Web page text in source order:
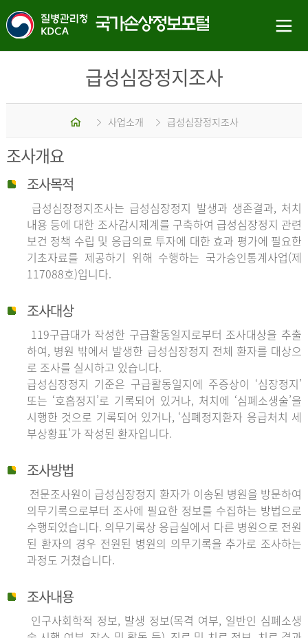
급성심장정지조사
홈 사업소개 급성심장정지조사
조사개요
조사목적
급성심장정지조사는 급성심장정지 발생과 생존결과, 처치
내용 등에 대한 조사감시체계를 구축하여 급성심장정지 관련
보건 정책 수립 및 응급의료 투자에 대한 효과 평가에 필요한
기초자료를 제공하기 위해 수행하는 국가승인통계사업(제
117088호)입니다.
조사대상
119구급대가 작성한 구급활동일지로부터 조사대상을 추출
하여, 병원 밖에서 발생한 급성심장정지 전체 환자를 대상으
로 조사를 실시하고 있습니다.
급성심장정지 기준은 구급활동일지에 주증상이 ‘심장정지’
또는 ‘호흡정지’로 기록되어 있거나, 처치에 ‘심폐소생술’을
시행한 것으로 기록되어 있거나, ‘심폐정지환자 응급처치 세
부상황표’가 작성된 환자입니다.
조사방법
전문조사원이 급성심장정지 환자가 이송된 병원을 방문하여
의무기록으로부터 조사에 필요한 정보를 수집하는 방법으로
수행되었습니다. 의무기록상 응급실에서 다른 병원으로 전원
된 환자의 경우 전원된 병원의 의무기록을 추가로 조사하는
과정도 거쳤습니다.
조사내용
인구사회학적 정보, 발생 정보(목격 여부, 일반인 심폐소생